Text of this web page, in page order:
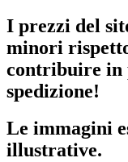
I prezzi del
minori
contribuire in
spedizione!
Le immagini
illustrative.